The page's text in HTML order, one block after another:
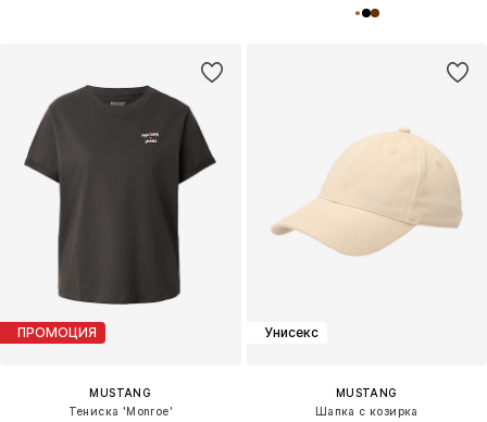
ПРОМОЦИЯ
MUSTANG
Тениска 'Monroe'
Унисекс
MUSTANG
Шапка с козирка